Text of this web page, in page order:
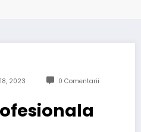
2023 0 Comentarii